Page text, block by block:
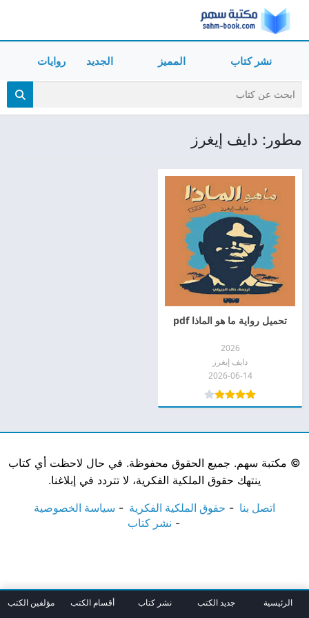
نشر كتاب المميز الجديد روايات
مطور: دايف إيغرز
تحميل رواية ما هو الماذا pdf
2026
دايف إيغرز
2026-06-14
© مكتبة سهم. جميع الحقوق محفوظة. في حال لاحظت أي كتاب
ينتهك حقوق الملكية الفكرية، لا تتردد في إبلاغنا.
اتصل بنا حقوق الملكية الفكرية
سياسة الخصوصية
نشر كتاب
الرئيسية جديد الكتب نشر كتاب أقسام الكتب مؤلفين الكتب